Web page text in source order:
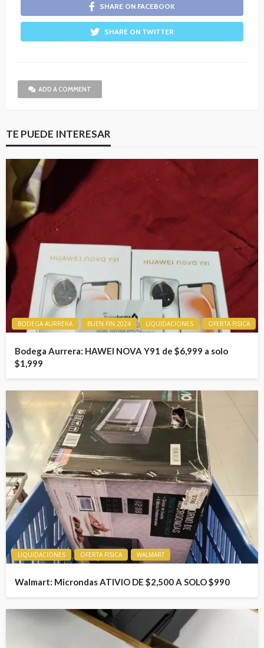
SHARE ON FACEBOOK
SHARE ON TWITTER
ADD A COMMENT
TE PUEDE INTERESAR
BODEGA AURRERA BUEN FIN 2024 LIQUIDACIONES OFERTA FISICA
Bodega Aurrera: HAWEI NOVA Y91 de $6,999 a solo
$1,999
LIQUIDACIONES OFERTA FISICA WALMART
Walmart: Microndas ATIVIO DE $2,500 A SOLO $990